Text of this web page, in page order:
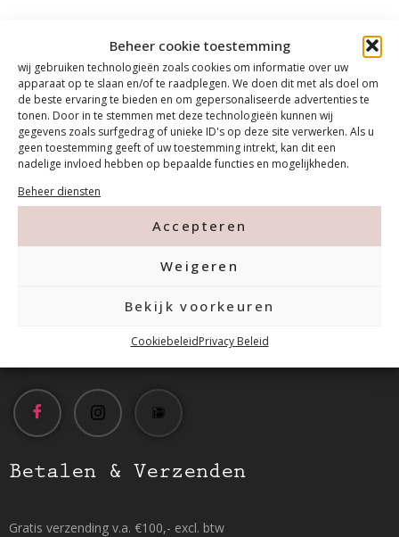
Beheer cookie toestemming
wij gebruiken technologieën zoals cookies om informatie over uw
apparaat op te slaan en/of te raadplegen. We doen dit met als doel om
de beste ervaring te bieden en om gepersonaliseerde advertenties te
tonen. Door in te stemmen met deze technologieën kunnen wij
gegevens zoals surfgedrag of unieke ID's op deze site verwerken. Als u
geen toestemming geeft of uw toestemming intrekt, kan dit een
nadelige invloed hebben op bepaalde functies en mogelijkheden.
Beheer diensten
Accepteren
Weigeren
Bekijk voorkeuren
CookiebeleidPrivacy Beleid
Contact
Tanthofdreef 7 2623 EW Delft
info@mfacademy.nl
Betalen & Verzenden
Gratis verzending v.a. €100,- excl. btw